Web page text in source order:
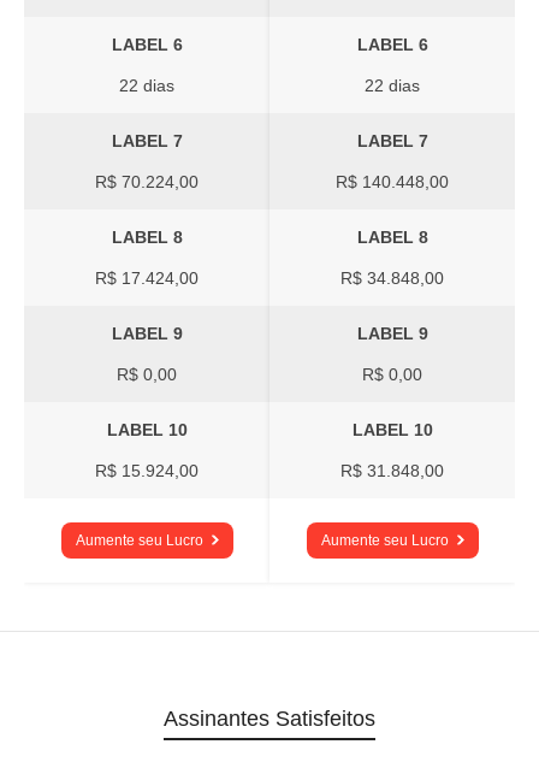
LABEL 6
22 dias
LABEL 7
R$ 70.224,00
LABEL 8
R$ 17.424,00
LABEL 9
R$ 0,00
LABEL 10
R$ 15.924,00
Aumente seu Lucro
LABEL 6
22 dias
LABEL 7
R$ 140.448,00
LABEL 8
R$ 34.848,00
LABEL 9
R$ 0,00
LABEL 10
R$ 31.848,00
Aumente seu Lucro
Assinantes Satisfeitos